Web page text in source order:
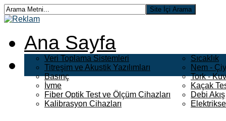
Ana Sayfa
Veri Toplama Sistemleri
Titreşim ve Akustik Yazılımları
Basınç
İvme
Fiber Optik Test ve Ölçüm Cihazları
Kalibrasyon Cihazları
Sıcaklık
Nem -
Tork -
Kaçak
Debi Akış